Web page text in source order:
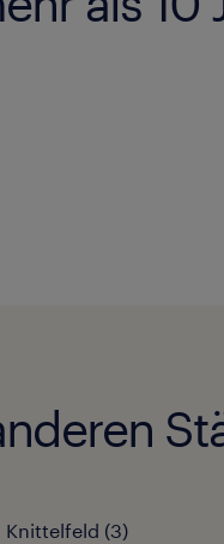
Knittelfeld (3)